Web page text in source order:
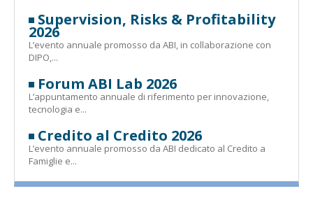
Supervision, Risks & Profitability
2026
L’evento annuale promosso da ABI, in collaborazione con
DIPO,...
Forum ABI Lab 2026
L’appuntamento annuale di riferimento per innovazione,
tecnologia e...
Credito al Credito 2026
L’evento annuale promosso da ABI dedicato al Credito a
Famiglie e...